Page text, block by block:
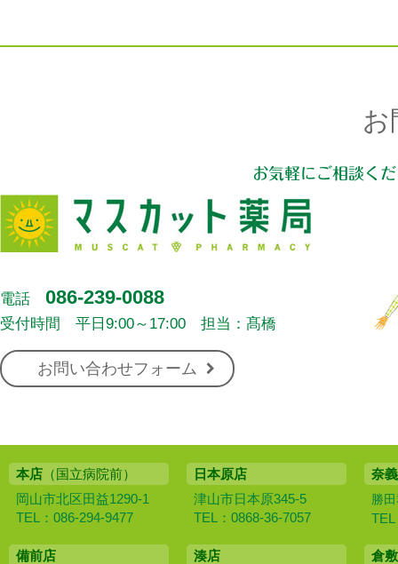
お
お気軽にご相談く
電話 086-239-0088
受付時間 平日9:00～17:00 担当：髙橋
お問い合わせフォーム
本店 （国立病院前）
岡山市北区田益1290-1
TEL：086-294-9477
日本原店
津山市日本原345-5
TEL：0868-36-7057
奈
勝
TEL
備前店
湊店
倉